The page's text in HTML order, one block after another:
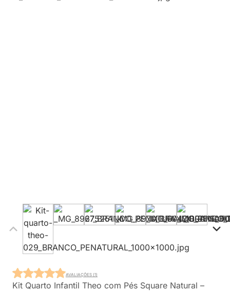
Kit Quarto Infantil Theo com Pés Square Natural –
AVALIAÇÕES (1)